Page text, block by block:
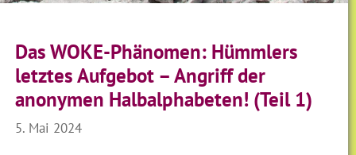
Das WOKE-Phänomen: Hümmlers
letztes Aufgebot – Angriff der
anonymen Halbalphabeten! (Teil 1)
5. Mai 2024